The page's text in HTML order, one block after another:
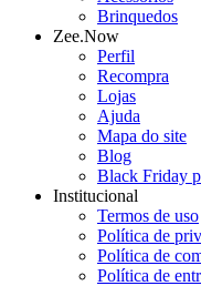
Brinquedos
Zee.Now
Perfil
Recompra
Lojas
Ajuda
Mapa do site
Blog
Black Friday
Institucional
Termos de uso
Política de
Política de
Política de